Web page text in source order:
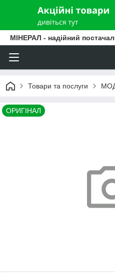
МІНЕРАЛ - надійний
Товари та послуги
ОРИГІНАЛ